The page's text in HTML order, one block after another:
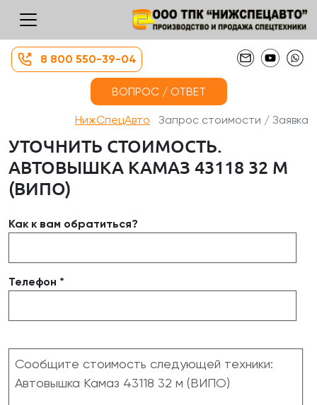
8 800 550-39-04
ВОПРОС / ОТВЕТ
НижСпецАвто Запрос стоимости / Заявка
УТОЧНИТЬ СТОИМОСТЬ.
АВТОВЫШКА КАМАЗ 43118 32 М
(ВИПО)
Как к вам обратиться?
Телефон *